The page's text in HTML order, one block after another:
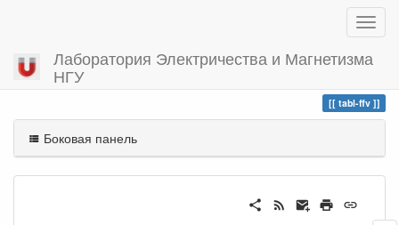
Лаборатория Электричества и Магнетизма
НГУ
Вы посетили
tabl-ffv
Боковая панель